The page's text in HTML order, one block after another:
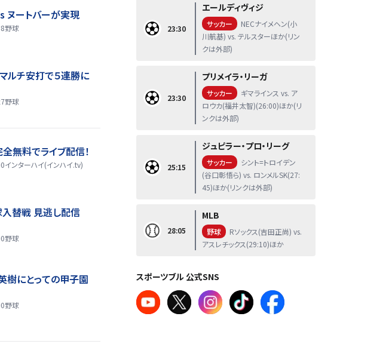
ヌートバーが実現
野球
ルチ安打で５連勝に
野球
無料でライブ配信！
インターハイ(インハイ.tv)
替戦 見逃し配信
野球
樹にとっての甲子園
野球
23:30
エールディヴィジ
サッカー
NECナイメヘン(小
川航基) vs. テルスターほか(リン
クは外部)
23:30
プリメイラ・リーガ
サッカー
ギマラインス vs. ア
ロウカ(福井太智)(26:00)ほか(リ
ンクは外部)
25:15
ジュピラー・プロ・リーグ
サッカー
シント=トロイデン
(谷口彰悟ら) vs. ロンメルSK(27:
45)ほか(リンクは外部)
28:05
MLB
野球
Rソックス(吉田正尚) vs.
アスレチックス(29:10)ほか
スポーツブル 公式SNS